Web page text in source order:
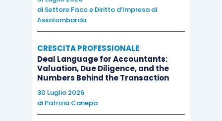
di Settore Fisco e Diritto d’Impresa di
Assolombarda
CRESCITA PROFESSIONALE
Deal Language for Accountants:
Valuation, Due Diligence, and the
Numbers Behind the Transaction
30 Luglio 2026
di Patrizia Canepa